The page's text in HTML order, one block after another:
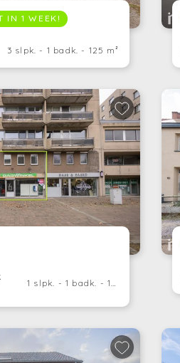
IN 1 WEEK!
3 slpk. - 1 badk. - 125 m²